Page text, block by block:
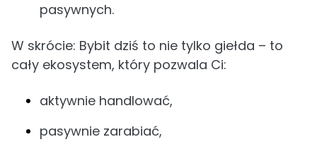
pasywnych.
W skrócie: Bybit dziś to nie tylko giełda – to
cały ekosystem, który pozwala Ci:
aktywnie handlować,
pasywnie zarabiać,